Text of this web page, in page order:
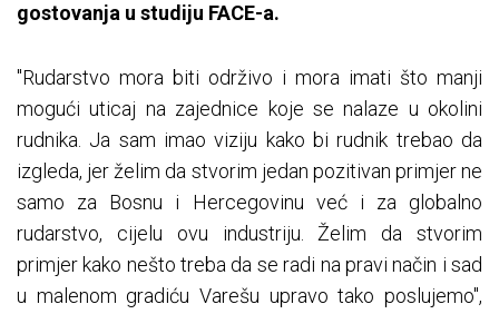
gostovanja u studiju FACE-a.
"Rudarstvo mora biti održivo i mora imati što manji
mogući uticaj na zajednice koje se nalaze u okolini
rudnika. Ja sam imao viziju kako bi rudnik trebao da
izgleda, jer želim da stvorim jedan pozitivan primjer ne
samo za Bosnu i Hercegovinu već i za globalno
rudarstvo, cijelu ovu industriju. Želim da stvorim
primjer kako nešto treba da se radi na pravi način i sad
u malenom gradiću Varešu upravo tako poslujemo",